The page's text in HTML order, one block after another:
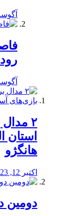
آگوست 23,
آگوست 21,
استان
هانگژو
اکتبر 12, 2023
دومین